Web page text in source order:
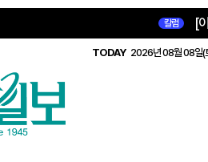
칼럼 [
TODAY 2026년 08월 08일(